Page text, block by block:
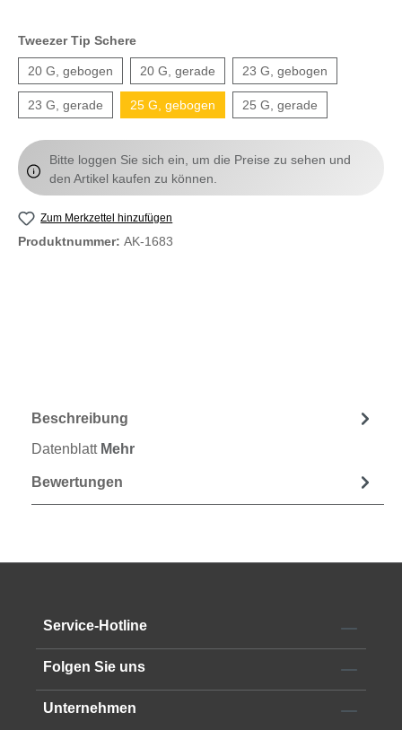
Tweezer Tip Schere
20 G, gebogen 20 G, gerade 23 G, gebogen
23 G, gerade 25 G, gebogen 25 G, gerade
Bitte loggen Sie sich ein, um die Preise zu sehen und
den Artikel kaufen zu können.
Zum Merkzettel hinzufügen
Produktnummer: AK-1683
Beschreibung
Datenblatt Mehr
Bewertungen
Service-Hotline
Folgen Sie uns
Unternehmen